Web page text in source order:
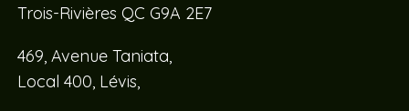
Trois-Rivières QC G9A 2E7
469, Avenue Taniata,
Local 400, Lévis,